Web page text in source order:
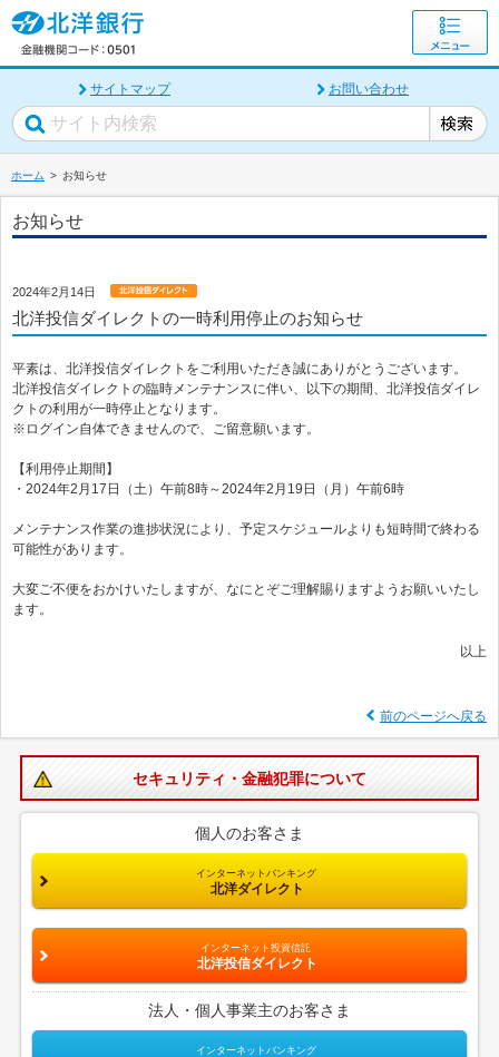
サイトマップ お問い合わせ
ホーム お知らせ
お知らせ
2024年2月14日
北洋投信ダイレクトの一時利用停止のお知らせ
平素は、北洋投信ダイレクトをご利用いただき誠にありがとうございます。
北洋投信ダイレクトの臨時メンテナンスに伴い、以下の期間、北洋投信ダイレ
クトの利用が一時停止となります。
※ログイン自体できませんので、ご留意願います。
【利用停止期間】
・2024年2月17日（土）午前8時～2024年2月19日（月）午前6時
メンテナンス作業の進捗状況により、予定スケジュールよりも短時間で終わる
可能性があります。
大変ご不便をおかけいたしますが、なにとぞご理解賜りますようお願いいたし
ます。
以上
前のページへ戻る
セキュリティ・金融犯罪について
個人のお客さま
インターネットバンキング
北洋ダイレクト
インターネット投資信託
北洋投信ダイレクト
法人・個人事業主のお客さま
インターネットバンキング